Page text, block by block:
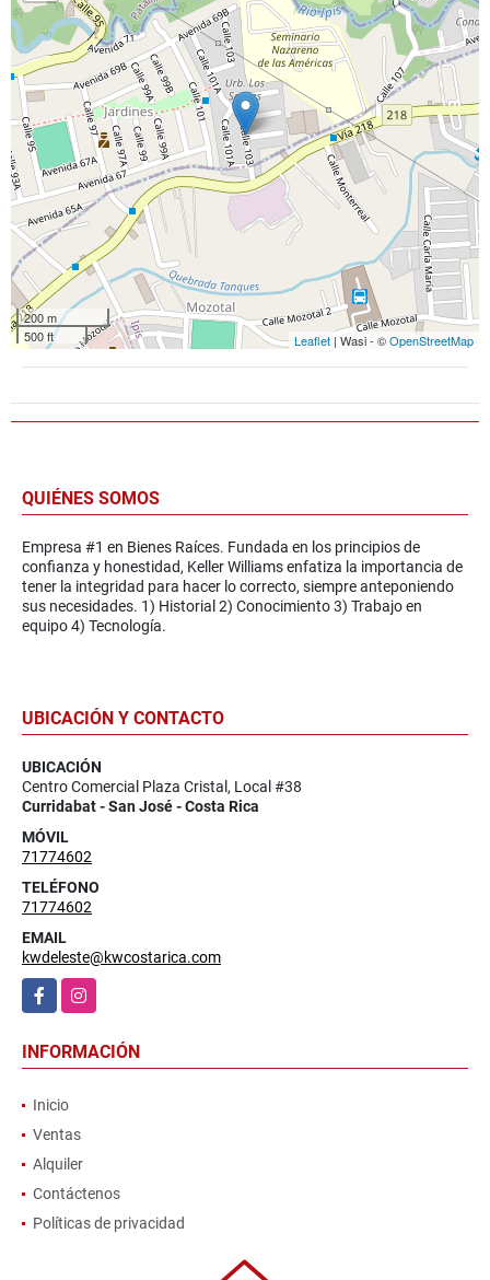
200 m
500 ft
Leaflet | Wasi - ©OpenStreetMap
QUIÉNES SOMOS
Empresa #1 en Bienes Raíces. Fundada en los principios de
confianza y honestidad, Keller Williams enfatiza la importancia de
tener la integridad para hacer lo correcto, siempre anteponiendo
sus necesidades. 1) Historial 2) Conocimiento 3) Trabajo en
equipo 4) Tecnología.
UBICACIÓN Y CONTACTO
UBICACIÓN
Centro Comercial Plaza Cristal, Local #38
Curridabat - San José - Costa Rica
MÓVIL
71774602
TELÉFONO
71774602
EMAIL
kwdeleste@kwcostarica.com
FacebookInstagram
INFORMACIÓN
Inicio
Ventas
Alquiler
Contáctenos
Políticas de privacidad